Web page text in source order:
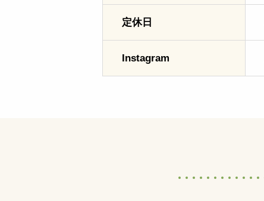
定休日
Instagram